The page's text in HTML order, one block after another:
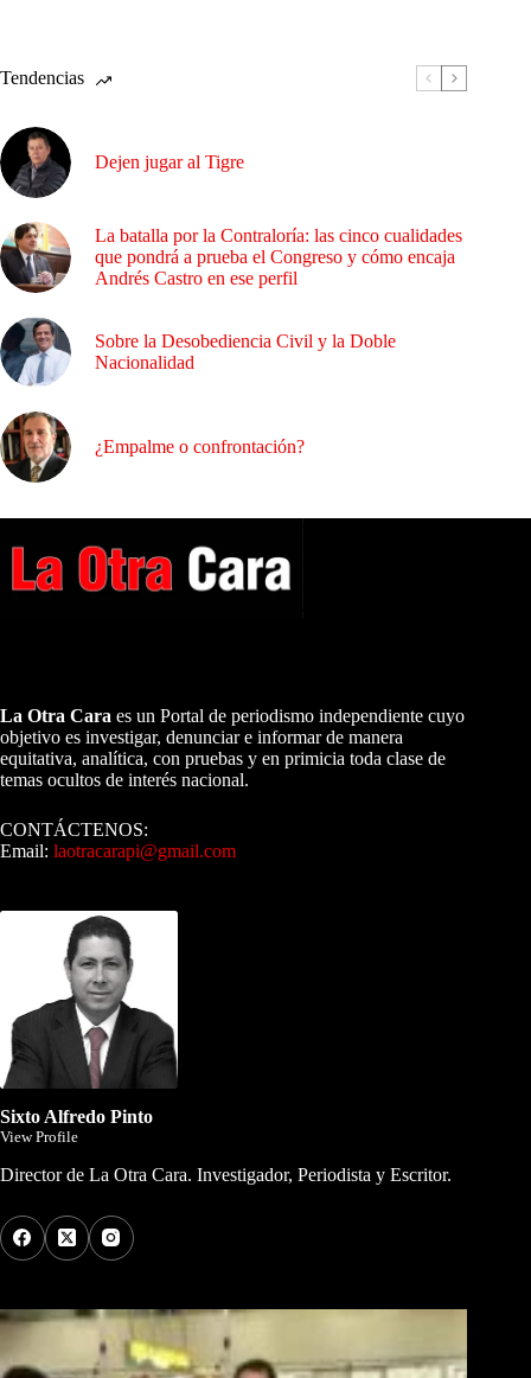
Tendencias
Dejen jugar al Tigre
La batalla por la Contraloría: las cinco cualidades
que pondrá a prueba el Congreso y cómo encaja
Andrés Castro en ese perfil
Sobre la Desobediencia Civil y la Doble
Nacionalidad
¿Empalme o confrontación?
La Otra Cara es un Portal de periodismo independiente cuyo
objetivo es investigar, denunciar e informar de manera
equitativa, analítica, con pruebas y en primicia toda clase de
temas ocultos de interés nacional.
CONTÁCTENOS:
Email: laotracarapi@gmail.com
Sixto Alfredo Pinto
View Profile
Director de La Otra Cara. Investigador, Periodista y Escritor.